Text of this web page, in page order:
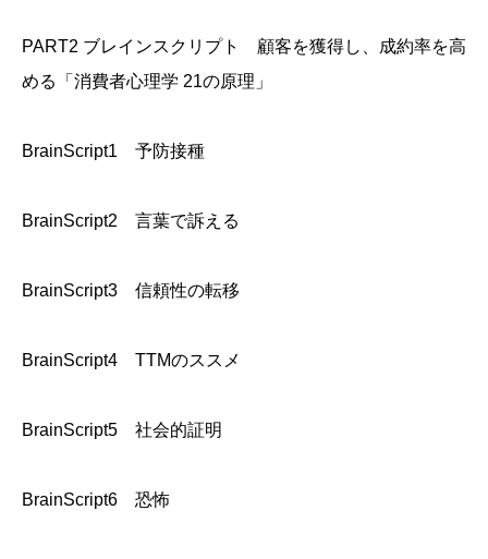
PART2 ブレインスクリプト 顧客を獲得し、成約率を高
める「消費者心理学 21の原理」
BrainScript1 予防接種
BrainScript2 言葉で訴える
BrainScript3 信頼性の転移
BrainScript4 TTMのススメ
BrainScript5 社会的証明
BrainScript6 恐怖